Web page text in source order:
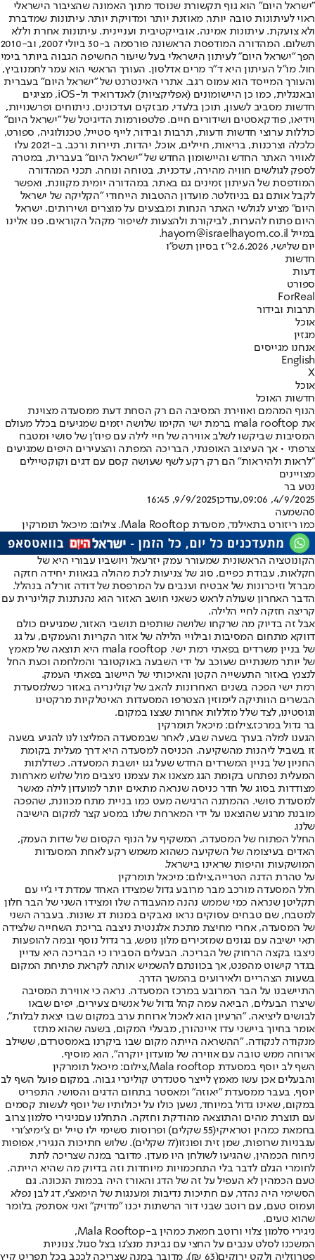
"ישראל היום" הוא גוף תקשורת שנוסד מתוך האמונה שהציבור הישראלי
ראוי לעיתונות טובה יותר, מאוזנת יותר ומדויקת יותר. עיתונות שמדברת
ולא צועקת. עיתונות אמינה, אובייקטיבית ועניינית. עיתונות אחרת וללא
תשלום. המהדורה המודפסת הראשונה פורסמה ב-30 ביולי 2007, וב-2010
הפך "ישראל היום" לעיתון הישראלי בעל שיעור החשיפה הגבוה ביותר בימי
חול. מו"ל העיתון היא ד"ר מרים אדלסון. העורך הראשי הוא עמר לחמנוביץ,
והעורך המייסד הוא עמוס רגב. אתרי האינטרנט של "ישראל היום" בעברית
ובאנגלית, כמו כן היישומונים (אפליקציות) לאנדרואיד ול-iOS, מציגים
חדשות מסביב לשעון, תוכן בלעדי, מבזקים ועדכונים, ניתוחים ופרשנויות,
וידיאו, פודקאסטים ושידורים חיים. פלטפורמות הדיגיטל של "ישראל היום"
כוללות ערוצי חדשות ודעות, תרבות ובידור, לייף סטייל, טכנולוגיה, ספורט,
כלכלה וצרכנות, בריאות, חיילים, אוכל, יהדות, תיירות ורכב. ב-2021 עלו
לאוויר האתר החדש והיישומון החדש של "ישראל היום" בעברית, במטרה
לספק לגולשים חוויה מהירה, עדכנית, בטוחה ונוחה. תכני המהדורה
המודפסת של העיתון זמינים גם באתר, במהדורה יומית מקוונת, ואפשר
לקבל אותם גם בניוזלטר. מועדון ההטבות הייחודי "הקליקה של ישראל
היום" מציע לגולשי האתר הנחות ומבצעים על מוצרים ושירותים. ישראל
היום פתוח להערות, לביקורת ולהצעות לשיפור מקהל הקוראים. פנו אלינו
במייל hayom@israelhayom.co.il.
יום שלישי, 2.6.2026
י"ז בסיון תשפ"ו
חדשות
דעות
ספורט
ForReal
תרבות ובידור
אוכל
מגזין
אנחנו מגייסים
English
X
אוכל
חדשות האוכל
הנוף המהמם ואווירת המסיבה הם רק הסחת דעת ממסעדה מצוינת
את mala rooftop ברמת ישי הקימו שלושה יזמים שמגיעים בכלל מעולם
המסיבות שביקשו לשלב אווירה של חיי לילה עם פיוז'ן של סושי ומטבח
צרפתי • אך העיצוב האופנתי, הבריכה המפתה והצעירים היפים שמגיעים
"לראות ולהיראות" הם רק רקע לשף שעושה קסם עם דגים וקוקטיילים
מצויינים
נטע בר
4/9/2025, 09:06
,עודכן9/9/2025, 16:45
0השמעה
כמו ריזורט בתאילנד, מסעדת Mala Rooftop. צילום: מיכאל תומרקין
הקונוטציה הראשונית שמעורר עמק יזרעאל ויושביו עבורי היא של
חקלאות, עבודת כפיים, סוג של צניעות לכת מהולה בגאוות יחידה חזקה
מברזל וזיכרונות של אבטיח וענבים על המרפסת של דודה זורל'ה בנהלל.
הדבר האחרון שעולה לראש כשאני חושב האזור הוא נהנתנות קולינרית עם
קריצה חזקה לחיי הלילה.
אבל זה בדיוק מה שרקחו שלושה שותפים תושבי האזור, שמגיעים כולם
דווקא מתחום המסיבות ובילויי הלילה של אזור הקריות והעמקים, על גג
של בניין משרדים בפאתי רמת ישי. mala rooftop היא תוצאה של מאמץ
של יותר משנתיים שעוכב על ידי השבעה באוקטובר והמלחמה וכעת החל
לנצנץ באזור התעשייה הקטן והאיכותי של היישוב בפאתי העמק.
רמת ישי הפכה בשנים האחרונות להאב של קולינריה באזור כשלמסעדת
הבשרים הוותיקה לימוזין הצטרפו המסעדות האיטלקיות מרקטינו
וגוסטינו, לצד שלל מזללות אחרות שצצו במקום.
בר גדול במרכז,צילום: מיכאל תומרקין
הגענו למלה בערך בשעה שבע, לאחר שבמסעדה המליצו לנו להגיע בשעה
זו בשביל ליהנות מהשקיעה. הכניסה למסעדה היא דרך מעלית בקומת
החניון של בניין המשרדים החדש שעל גגו יושבת המסעדה. כשדלתות
המעלית נפתחu בקומת הגג מצאנו את עצמנו ניצבים מול שלוש מארחות
מצודדות בסוג של חדר כניסה שנראה מתאים יותר למועדון לילה מאשר
למסעדת סושי. ההמתנה הרגישה מעט כמו בניית מתח מכוונת, שהפכה
מובנת מרגע שהוצאנו על ידי המארחת שלנו במסע קצר למקום הישיבה
שלנו.
החלל הפתוח של המסעדה, המשקיף על הנוף הקסום של שדות העמק,
האדים בעיצומה של השקיעה כשהוא משמש רקע לאחת המסעדות
המושקעות והיפות שראינו בישראל.
על טהרת הדגה הטרייה,צילום: מיכאל תומרקין
חלל המסעדה מורכב מבר מרובע גדול שמצידו האחד עמדת די ג'יי עם
תקליטן שנראה כמי שממש נהנה מהעבודה שלו ומצידו השני של הבר חלון
למטבח, שם טבחים עסוקים נראו נאבקים במנות דג שונות. בעברה השני
של המסעדה, אחרי מחיצת מתכת אלגנטית ניצבה בריכת השחייה שלצידה
תאי ישיבה עם גגונים שמזכירים מלון נופש, בר גדול נוסף ובמה להופעות
ניצבו בקצה הרחוק של הבריכה. הבעלים הסבירו כי הבריכה היא עדיין
בגדר קישוט מהפנט, אך בכוונתם להשמיש אותה לקראת פתיחת המקום
בשעות הצהריים ולאירועים בהמשך הדרך.
התיישבנו על הבר המרובע במרכז המסעדה. נראה כי אווירת המסיבה
שיצרו הבעלים, הביאה עמה קהל גדול של אנשים צעירים, יפים שבאו
לבושים ליציאה. "הרעיון הוא לאכול ארוחת ערב במקום שבו יצאת לבלות",
אומר בחיוך ביישני עדו איינהורן, מבעלי המקום, בשעה שהוא מתזז
מנקודה לנקודה. "ההשראה הייתה מקום שבו ביקרנו באמסטרדם, ששילב
ארוחה ממש טובה עם אווירה של מועדון יוקרה", הוא מוסיף.
השף לב יוסף במסעדת Mala rooftop,צילום: מיכאל תומרקין
והבעלים אכן עשו מאמץ לייצר סטנדרט קולינרי גבוה. במקום פועל השף לב
יוסף, בעבר ממסעדת "יאוזה" ומאסטר בתחום הדגים והסושי. התפריט
במקום, שאינו גדול במיוחד, נשען כולו על יכולותיו של יוסף לעשות קסמים
עם תוצרת מהים והתוצאה מהודקת וחזקה. התחלנו עםניגירי סלמון צרוב
בחמאת כמהין וטראיקי(55 שקלים) ו
פרוסות סשימי ילו טייל ים צ'ימיצ'ורי
עגבניות שרופות, שמן זית ופונזו
(77 שקלים). שלוש חתיכות הנגירי, אפופות
ניחוח הכמהין, שהגיעו לשולחן היו מעדן. מדובר במנה שצריכה לתת
לחומרי הגלם לדבר בלי התחכמויות מיוחדות וזה בדיוק מה שהיא הייתה.
טעם הכמהין לא העפיל על זה של הדג והאורז היה בכמות הנכונה. גם
הסשימי היה נהדר, עם חתיכות נדיבות ומענגות של הימאצ'י, דג לבן נפלא
ועמוס טעם, עם רוטב שבני דור הרשתות יכנו "מדויק" ואני אסתפק בלומר
שהוא טעים.
ניגירי סלמון צלוי ורוטב חמאת כמהין ב-Mala Rooftop,
המשכנו לסלט ענבים על החצי עם גבינת מנצ'גו בצל סגול, צנוניות
פטרוזליה ולקט ירוקים
(63 ₪). מדובר במנה שצריכה לככב בכל תפריט קיץ